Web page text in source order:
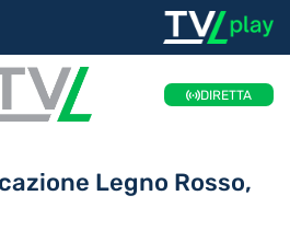
DIRETTA
Legno Rosso,